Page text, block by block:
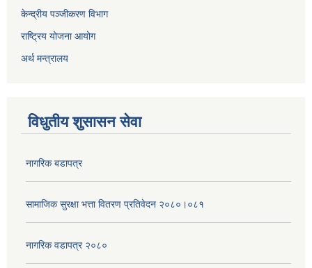
केन्द्रीय पञ्जीकरण विभाग
राष्ट्रिय योजना आयोग
अर्थ मन्त्रालय
विधुतीय शुसासन सेवा
नागरिक बडापत्र
सामाजिक सुरक्षा भत्ता वितरण प्रतिवेदन २०८०।०८१
नागरिक वडापत्र २०८०